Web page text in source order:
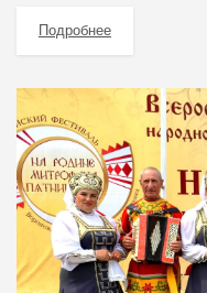
Подробнее